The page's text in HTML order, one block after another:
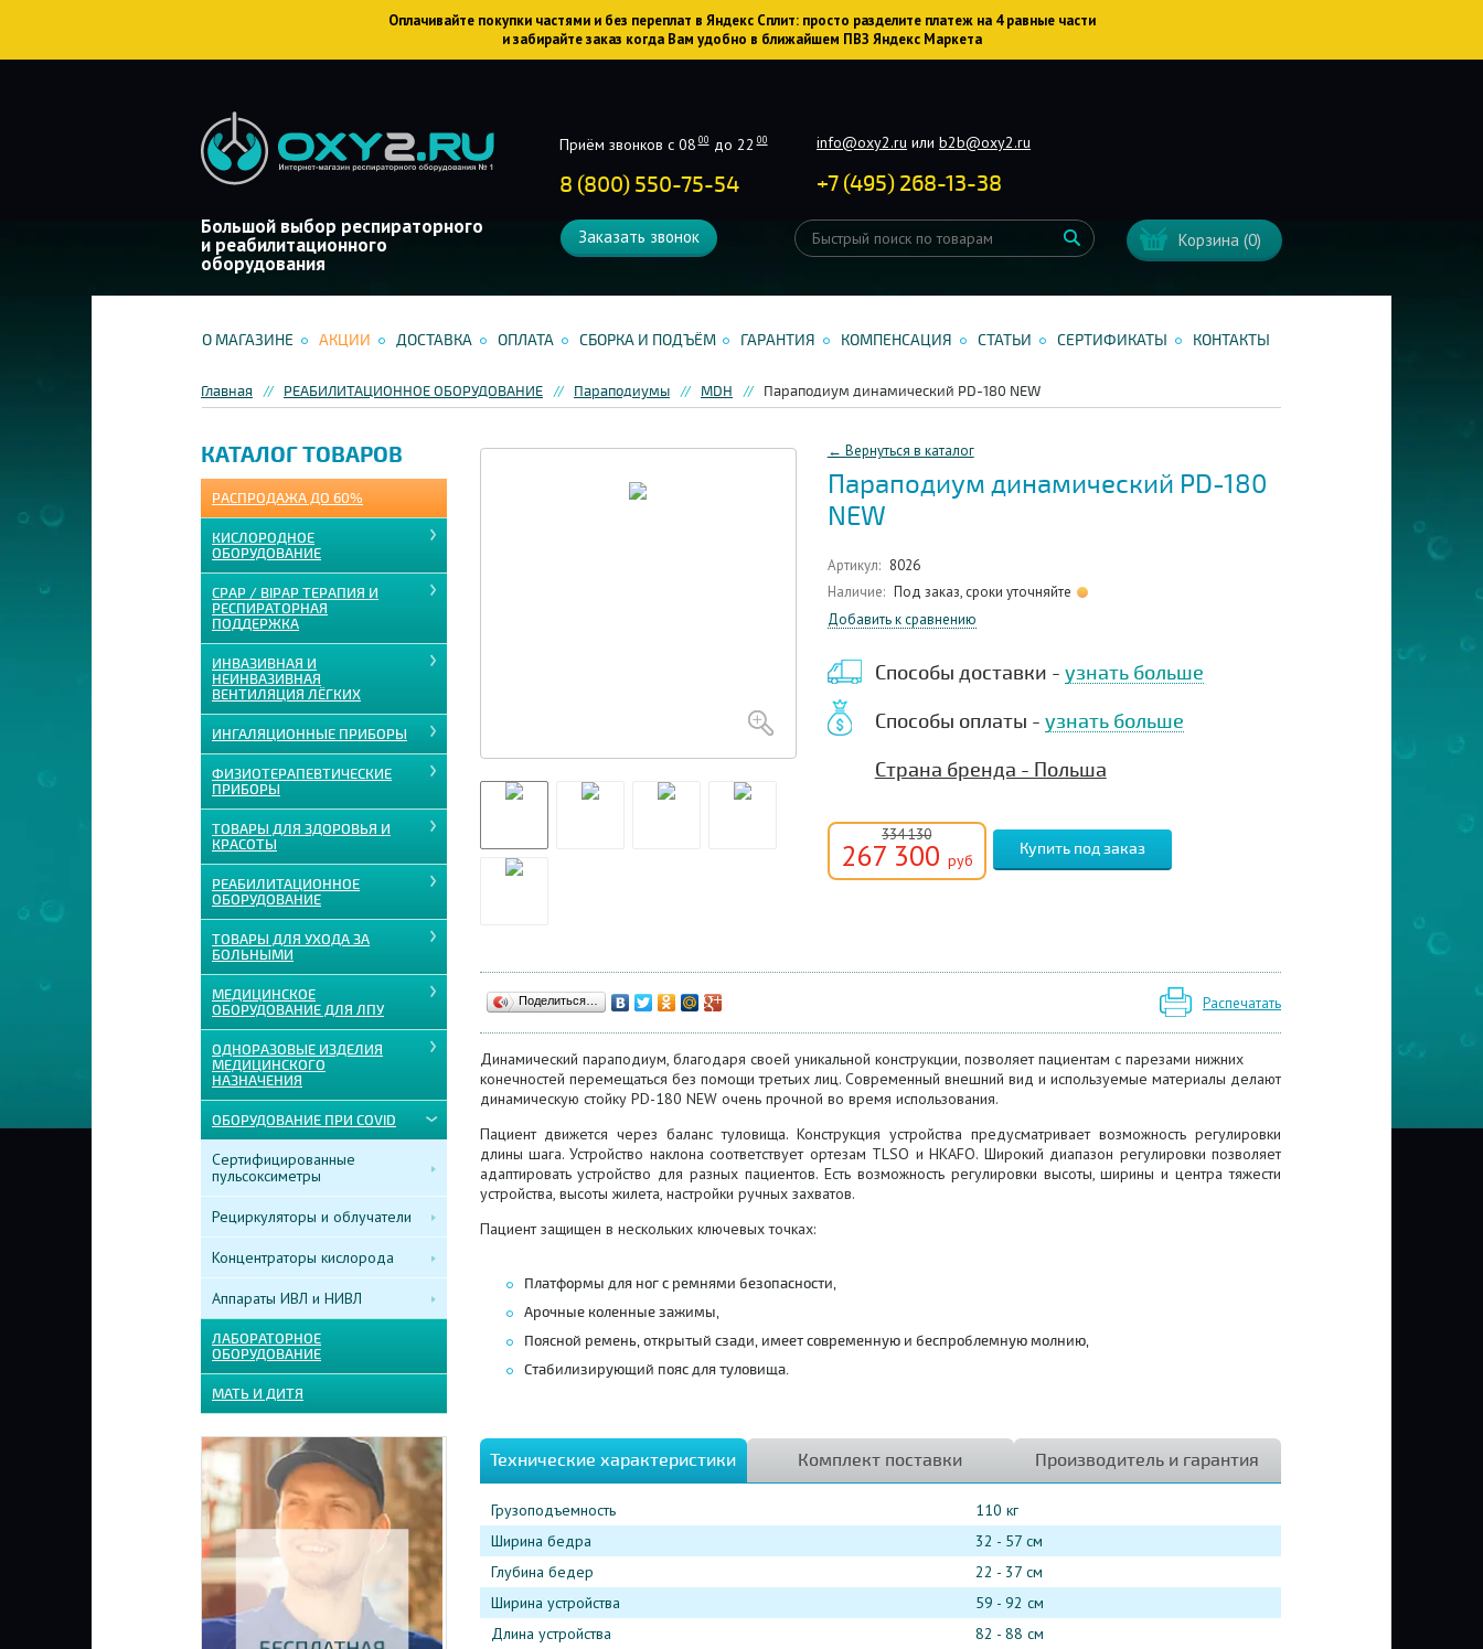
Оплачивайте покупки частями и без переплат в Яндекс Сплит: просто разделите платеж на 4 равные части
и забирайте заказ когда Вам удобно в ближайшем ПВЗ Яндекс Маркета
Большой выбор респираторного
и реабилитационного
оборудования
Приём звонков с 08 00до 22 00
8 (800) 550-75-54
info@oxy2.ru илиb2b@oxy2.ru
+7 (495) 268-13-38
Заказать звонок Корзина(0)
О МАГАЗИНЕ АКЦИИ ДОСТАВКА ОПЛАТА СБОРКА И ПОДЪЁМ ГАРАНТИЯ КОМПЕНСАЦИЯ СТАТЬИ СЕРТИФИКАТЫ КОНТАКТЫ
Главная РЕАБИЛИТАЦИОННОЕ ОБОРУДОВАНИЕ Параподиумы MDH Параподиум динамический PD-180 NEW
КАТАЛОГ ТОВАРОВ
РАСПРОДАЖА ДО 60%
КИСЛОРОДНОЕ
ОБОРУДОВАНИЕ
CPAP / BIPAP ТЕРАПИЯ И
РЕСПИРАТОРНАЯ
ПОДДЕРЖКА
ИНВАЗИВНАЯ И
НЕИНВАЗИВНАЯ
ВЕНТИЛЯЦИЯ ЛЁГКИХ
ИНГАЛЯЦИОННЫЕ ПРИБОРЫ
ФИЗИОТЕРАПЕВТИЧЕСКИЕ
ПРИБОРЫ
ТОВАРЫ ДЛЯ ЗДОРОВЬЯ И
КРАСОТЫ
РЕАБИЛИТАЦИОННОЕ
ОБОРУДОВАНИЕ
ТОВАРЫ ДЛЯ УХОДА ЗА
БОЛЬНЫМИ
МЕДИЦИНСКОЕ
ОБОРУДОВАНИЕ ДЛЯ ЛПУ
ОДНОРАЗОВЫЕ ИЗДЕЛИЯ
МЕДИЦИНСКОГО
НАЗНАЧЕНИЯ
ОБОРУДОВАНИЕ ПРИ COVID
Сертифицированные
пульсоксиметры
Рециркуляторы и облучатели
Концентраторы кислорода
Аппараты ИВЛ и НИВЛ
ЛАБОРАТОРНОЕ
ОБОРУДОВАНИЕ
МАТЬ И ДИТЯ
← Вернуться в каталог
Параподиум динамический PD-180
NEW
Артикул: 8026
Наличие: Под заказ, сроки уточняйте
Добавить к сравнению
Способы доставки - узнать больше
Способы оплаты - узнать больше
Страна бренда - Польша
334 130
267 300 руб
Поделиться… Распечатать
Динамический параподиум, благодаря своей уникальной конструкции, позволяет пациентам с парезами нижних
конечностей перемещаться без помощи третьих лиц. Современный внешний вид и используемые материалы делают
динамическую стойку PD-180 NEW очень прочной во время использования.
Пациент движется через баланс туловища.Конструкция устройства предусматривает возможность регулировки
длины шага.Устройство наклона соответствует ортезам TLSO и HKAFO. Широкий диапазон регулировки позволяет
адаптировать устройство для разных пациентов. Есть возможность регулировки высоты, ширины и центра тяжести
устройства, высоты жилета, настройки ручных захватов.
Пациент защищен в нескольких ключевых точках:
Платформы для ног с ремнями безопасности,
Арочные коленные зажимы,
Поясной ремень, открытый сзади, имеет современную и беспроблемную молнию,
Стабилизирующий пояс для туловища.
Технические характеристики Комплект поставки Производитель и гарантия
Грузоподъемность
110 кг
Ширина бедра
32 - 57 см
Глубина бедер
22 - 37 см
Ширина устройства
59 - 92 см
Длина устройства
82 - 88 см